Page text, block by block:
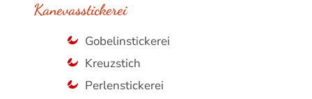
Kanevasstickerei
Gobelinstickerei
Kreuzstich
Perlenstickerei